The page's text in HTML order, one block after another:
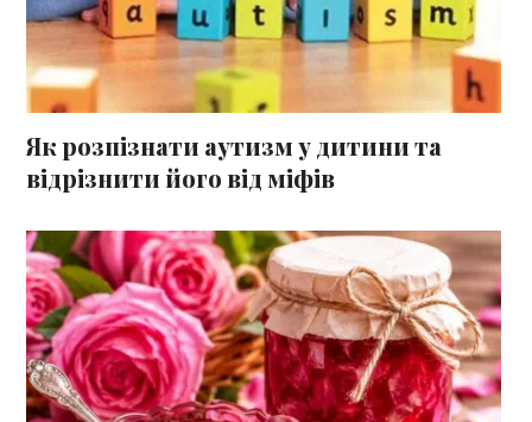
Як розпізнати аутизм у дитини та
відрізнити його від міфів